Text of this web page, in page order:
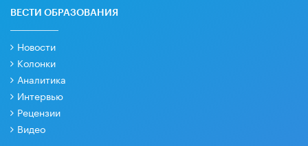
ВЕСТИ ОБРАЗОВАНИЯ
Новости
Колонки
Аналитика
Интервью
Рецензии
Видео